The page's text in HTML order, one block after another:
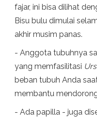
fajar, ini bisa dilihat
Bisu bulu dimulai
akhir musim panas.
- Anggota tubuhnya
yang memfasilitasi
beban tubuh Anda
membantu
- Ada papilla - juga